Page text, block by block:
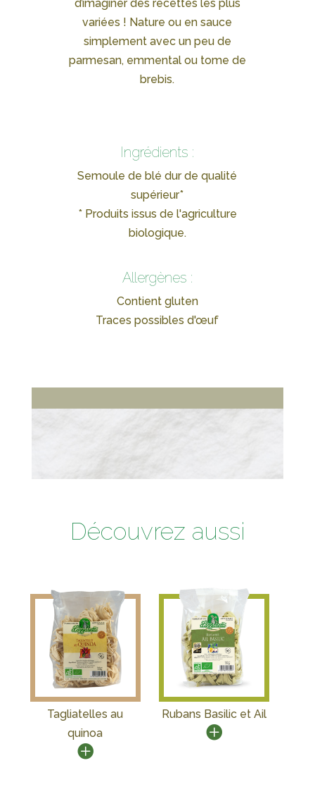
d’imaginer des recettes les plus
variées ! Nature ou en sauce
simplement avec un peu de
parmesan, emmental ou tome de
brebis.
Ingrédients :
Semoule de blé dur de qualité
supérieur*
* Produits issus de l'agriculture
biologique.
Allergènes :
Contient gluten
Traces possibles d'œuf
Découvrez aussi
Tagliatelles au
quinoa
Rubans Basilic et Ail